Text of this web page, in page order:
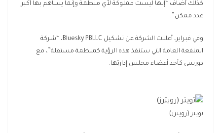
كذلك أضاف “إنها ليست مملوكة لأي منظمة وإنما يساهم بها أكبر
عدد ممكن”.
وفي فبراير، أعلنت الشركة عن تشكيل Bluesky PBLLC، “شركة
المنفعة العامة التي ستنفذ هذه الرؤية كمنظمة مستقلة”، مع
دورسي كأحد أعضاء مجلس إدارتها.
تويتر (رويترز)